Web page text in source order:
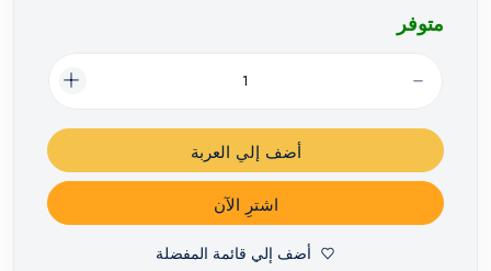
متوفر
أضف إلي العربة
اشترِ الآن
أضف إلي قائمة المفضلة